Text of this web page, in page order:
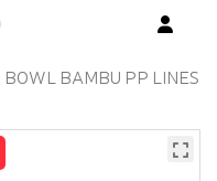
BOWL BAMBU PP LINES